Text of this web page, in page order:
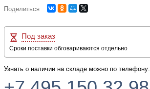
Поделиться
Под заказ
Сроки поставки обговариваются отдельно
Узнать о наличии на складе можно по телефону: